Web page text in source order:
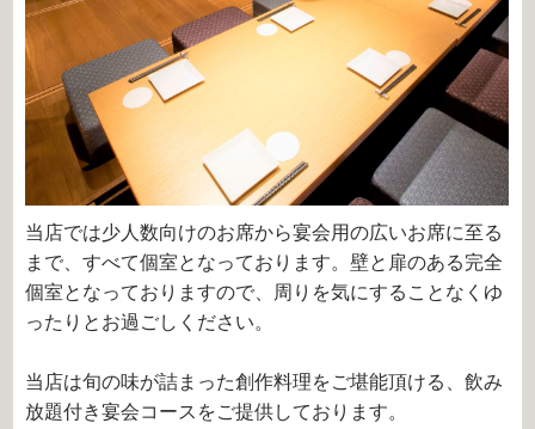
当店では少人数向けのお席から宴会用の広いお席に至る
まで、すべて個室となっております。壁と扉のある完全
個室となっておりますので、周りを気にすることなくゆ
ったりとお過ごしください。
当店は旬の味が詰まった創作料理をご堪能頂ける、飲み
放題付き宴会コースをご提供しております。